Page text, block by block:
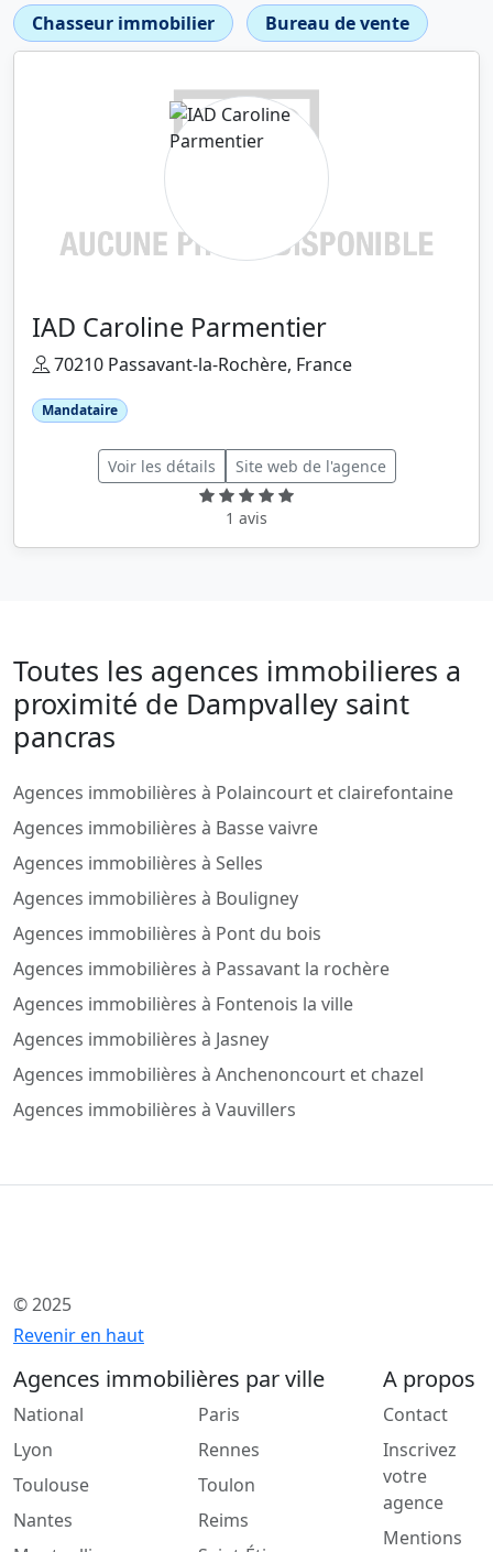
Chasseur immobilier
Bureau de vente
IAD Caroline Parmentier
70210 Passavant-la-Rochère, France
Mandataire
Voir les détails Site web de l'agence
1 avis
Toutes les agences immobilieres a
proximité de Dampvalley saint
pancras
Agences immobilières à Polaincourt et clairefontaine
Agences immobilières à Basse vaivre
Agences immobilières à Selles
Agences immobilières à Bouligney
Agences immobilières à Pont du bois
Agences immobilières à Passavant la rochère
Agences immobilières à Fontenois la ville
Agences immobilières à Jasney
Agences immobilières à Anchenoncourt et chazel
Agences immobilières à Vauvillers
© 2025
Revenir en haut
Agences immobilières par ville
National
Lyon
Toulouse
Nantes
Paris
Rennes
Toulon
Reims
A propos
Contact
Inscrivez
votre
agence
Mentions